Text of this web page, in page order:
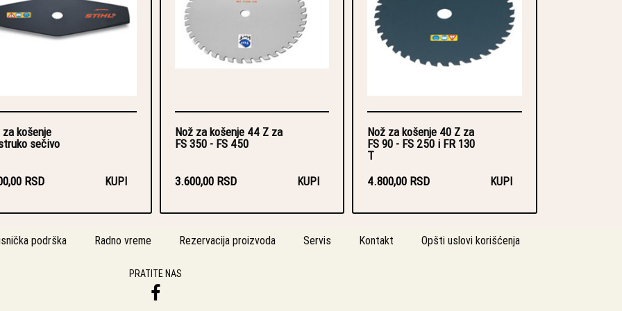
košenje
sečivo
RSD KUPI
Nož za košenje 44 Z za
FS 350 - FS 450
3.600,00 RSD KUPI
Nož za košenje 40 Z za
FS 90 - FS 250 i FR 130
T
4.800,00 RSD
KUPI
podrška Radno vreme Rezervacija proizvoda Servis Kontakt Opšti uslovi korišćenja
PRATITE NAS